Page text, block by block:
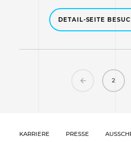
DETAIL-SEITE
Previous
2
KARRIERE PRESSE